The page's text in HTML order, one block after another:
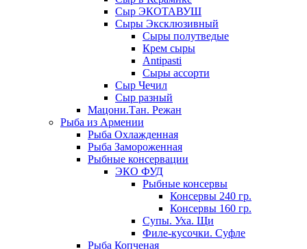
Сыр ЭКОТАВУШ
Сыры Эксклюзивный
Сыры полутведые
Крем сыры
Antipasti
Сыры ассорти
Сыр Чечил
Сыр разный
Мацони.Тан. Режан
Рыба из Армении
Рыба Охлажденная
Рыба Замороженная
Рыбные консервации
ЭКО ФУД
Рыбные консервы
Консервы 240 гр.
Консервы 160 гр.
Супы. Уха. Щи
Филе-кусочки. Суфле
Рыба Копченая